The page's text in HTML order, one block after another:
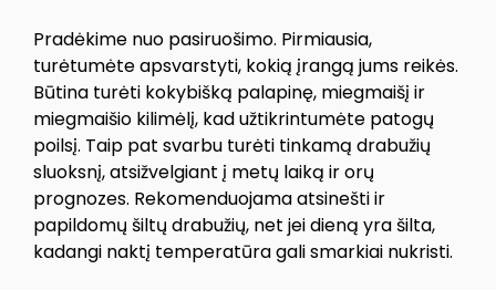
Pradėkime nuo pasiruošimo. Pirmiausia,
turėtumėte apsvarstyti, kokią įrangą jums reikės.
Būtina turėti kokybišką palapinę, miegmaišį ir
miegmaišio kilimėlį, kad užtikrintumėte patogų
poilsį. Taip pat svarbu turėti tinkamą drabužių
sluoksnį, atsižvelgiant į metų laiką ir orų
prognozes. Rekomenduojama atsinešti ir
papildomų šiltų drabužių, net jei dieną yra šilta,
kadangi naktį temperatūra gali smarkiai nukristi.